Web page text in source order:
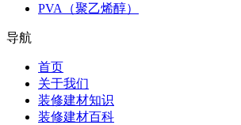
PVA（聚乙烯醇）
导航
首页
关于我们
装修建材知识
装修建材百科